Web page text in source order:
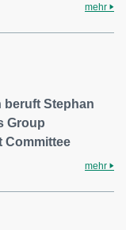
mehr
beruft Stephan
Group
Committee
mehr